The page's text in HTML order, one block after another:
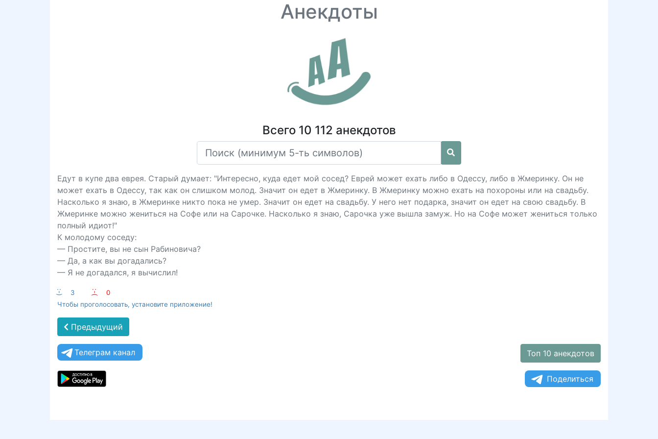
Анекдоты
Всего 10 112 анекдотов
Едут в купе два еврея. Старый думает: "Интересно, куда едет мой сосед? Еврей может ехать либо в Одессу, либо в Жмеринку. Он не
может ехать в Одессу, так как он слишком молод. Значит он едет в Жмеринку. В Жмеринку можно ехать на похороны или на свадьбу.
Насколько я знаю, в Жмеринке никто пока не умер. Значит он едет на свадьбу. У него нет подарка, значит он едет на свою свадьбу. В
Жмеринке можно жениться на Софе или на Сарочке. Насколько я знаю, Сарочка уже вышла замуж. Но на Софе может жениться только
полный идиот!"
К молодому соседу:
— Простите, вы не сын Рабиновича?
— Да, а как вы догадались?
— Я не догадался, я вычислил!
:-) 3 :-(
0
Чтобы проголосовать, установите приложение!
Предыдущий
Телеграм канал Топ 10 анекдотов
Поделиться